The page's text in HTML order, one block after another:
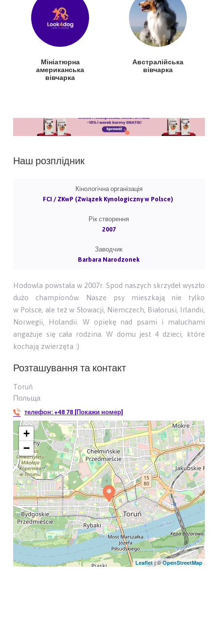
Мініатюрна
американська
вівчарка
Австралійська
вівчарка
Наш розплідник
Кінологічна організація
FCI / ZKwP (Związek Kynologiczny w Polsce)
Рік створення
2007
Заводчик
Barbara Narodzonek
Hodowla powstała w 2007r. Spod naszych skrzydeł wyszło
dużo championów. Nasze psy mieszkają nie tylko
w Polsce, ale też w Słowacji, Niemczech, Białorusi, Irlandii,
Norwegii, Holandii. W opiekę nad psami i maluchami
angażuje się cała rodzina. W domu jest 4 dzieci, które
kochają zwierzęta :)
Розташування та контакт
Toruń
Польща
телефон: +48 78 [Покажи номер]
+
−
Leaflet| ©OpenStreetMap